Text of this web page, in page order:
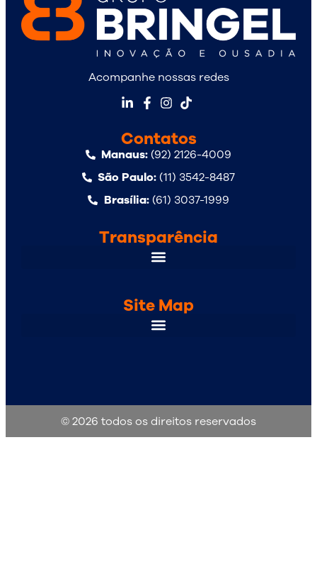
Acompanhe nossas redes
Site Map
Transparência
Contatos
Manaus:(92) 2126-4009
São Paulo:(11) 3542-8487
Brasília:(61) 3037-1999
© 2026 todos os direitos reservados